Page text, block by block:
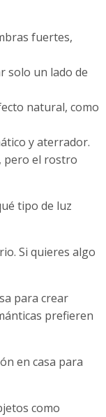
fuertes,
solo un lado de
natural, como
y aterrador.
pero el rostro
tipo de luz
Si quieres algo
para crear
prefieren
en casa para
como